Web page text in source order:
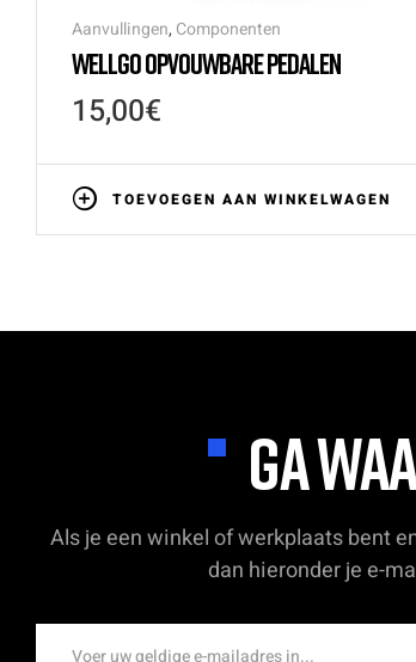
Aanvullingen, Componenten
WELLGO OPVOUWBARE PEDALEN
15,00€
TOEVOEGEN AAN WINKELWAGEN
GA
Als je een winkel of werkplaats bent
dan hieronder je e-